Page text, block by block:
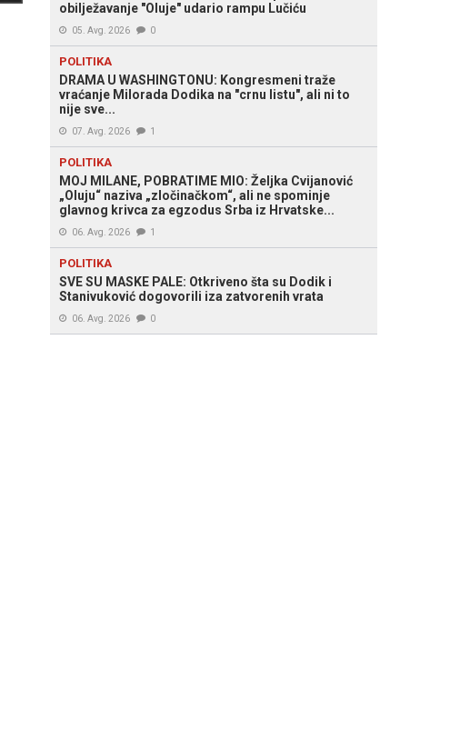
obilježavanje "Oluje" udario rampu Lučiću
05. Avg. 2026 0
POLITIKA
DRAMA U WASHINGTONU: Kongresmeni traže
vraćanje Milorada Dodika na "crnu listu", ali ni to
nije sve...
07. Avg. 2026 1
POLITIKA
MOJ MILANE, POBRATIME MIO: Željka Cvijanović
„Oluju“ naziva „zločinačkom“, ali ne spominje
glavnog krivca za egzodus Srba iz Hrvatske...
06. Avg. 2026 1
POLITIKA
SVE SU MASKE PALE: Otkriveno šta su Dodik i
Stanivuković dogovorili iza zatvorenih vrata
06. Avg. 2026 0